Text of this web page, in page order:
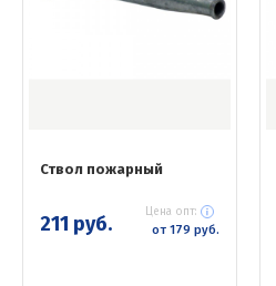
Ствол пожарный
211 руб. Цена опт:
от 179 руб.